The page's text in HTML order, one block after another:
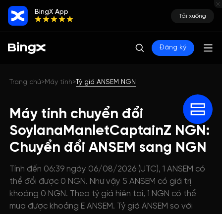
BingX App
Tải xuống
Đăng ký
Trang chủ>Máy tính>Tỷ giá ANSEM NGN
Máy tính chuyển đổi
SoylanaManletCaptainZ NGN:
Chuyển đổi ANSEM sang NGN
Tính đến 06:39 ngày 06/08/2026 (UTC), 1 ANSEM có
thể đổi được 0 NGN. Như vậy 5 ANSEM có giá trị
khoảng 0 NGN. Theo tỷ giá hiện tại, 1 NGN có thể
mua được khoảng E ANSEM. Tỷ giá ANSEM so với